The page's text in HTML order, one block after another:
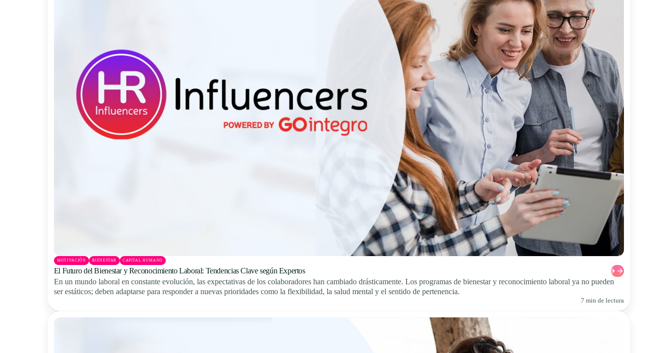
MOTIVACIÓN BIENESTAR CAPITAL HUMANO
El Futuro del Bienestar y Reconocimiento Laboral: Tendencias Clave según Expertos
En un mundo laboral en constante evolución, las expectativas de los colaboradores han cambiado drásticamente. Los programas de bienestar y reconocimiento laboral ya no pueden
ser estáticos; deben adaptarse para responder a nuevas prioridades como la flexibilidad, la salud mental y el sentido de pertenencia.
7 min de lectura